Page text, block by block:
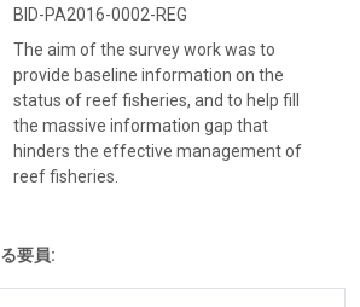
BID-PA2016-0002-REG
The aim of the survey work was to
provide baseline information on the
status of reef fisheries, and to help fill
the massive information gap that
hinders the effective management of
reef fisheries.
要員: